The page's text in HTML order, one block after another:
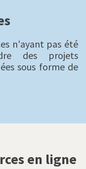
n'ayant pas été
des projets
sous forme de
en ligne